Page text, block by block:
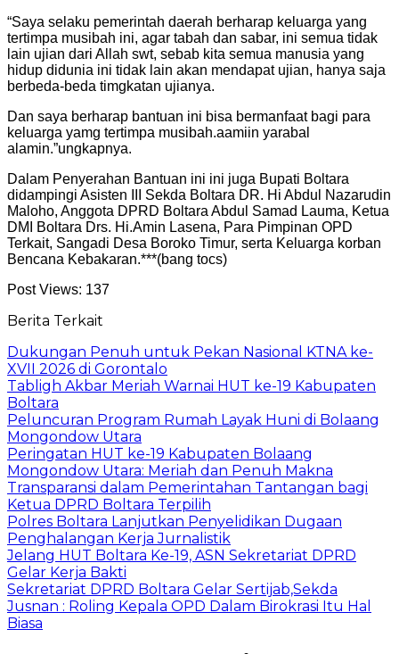
“Saya selaku pemerintah daerah berharap keluarga yang
tertimpa musibah ini, agar tabah dan sabar, ini semua tidak
lain ujian dari Allah swt, sebab kita semua manusia yang
hidup didunia ini tidak lain akan mendapat ujian, hanya saja
berbeda-beda timgkatan ujianya.
Dan saya berharap bantuan ini bisa bermanfaat bagi para
keluarga yamg tertimpa musibah.aamiin yarabal
alamin.”ungkapnya.
Dalam Penyerahan Bantuan ini ini juga Bupati Boltara
didampingi Asisten III Sekda Boltara DR. Hi Abdul Nazarudin
Maloho, Anggota DPRD Boltara Abdul Samad Lauma, Ketua
DMI Boltara Drs. Hi.Amin Lasena, Para Pimpinan OPD
Terkait, Sangadi Desa Boroko Timur, serta Keluarga korban
Bencana Kebakaran.***(bang tocs)
Post Views: 137
Berita Terkait
Dukungan Penuh untuk Pekan Nasional KTNA ke-
XVII 2026 di Gorontalo
Tabligh Akbar Meriah Warnai HUT ke-19 Kabupaten
Boltara
Peluncuran Program Rumah Layak Huni di Bolaang
Mongondow Utara
Peringatan HUT ke-19 Kabupaten Bolaang
Mongondow Utara: Meriah dan Penuh Makna
Transparansi dalam Pemerintahan Tantangan bagi
Ketua DPRD Boltara Terpilih
Polres Boltara Lanjutkan Penyelidikan Dugaan
Penghalangan Kerja Jurnalistik
Jelang HUT Boltara Ke-19, ASN Sekretariat DPRD
Gelar Kerja Bakti
Sekretariat DPRD Boltara Gelar Sertijab,Sekda
Jusnan : Roling Kepala OPD Dalam Birokrasi Itu Hal
Biasa